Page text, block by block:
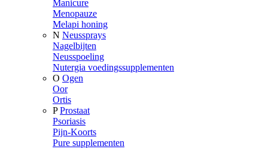
Manicure
Menopauze
Melapi honing
N Neussprays
Nagelbijten
Neusspoeling
Nutergia voedingssupplementen
O Ogen
Oor
Ortis
P Prostaat
Psoriasis
Pijn-Koorts
Pure supplementen